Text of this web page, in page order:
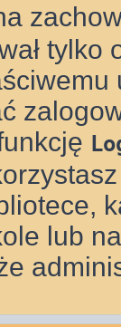
lub